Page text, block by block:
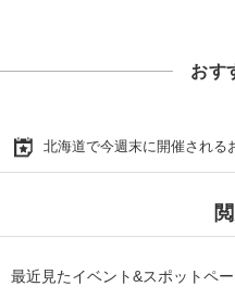
おす
北海道で今週末に開催される
最近見たイベント&スポットペー